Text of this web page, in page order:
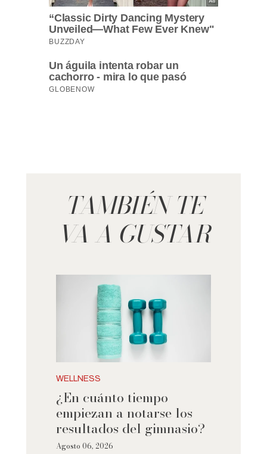
TAMBIÉN TE
VA A GUSTAR
WELLNESS
¿En cuánto tiempo
empiezan a notarse los
resultados del gimnasio?
Agosto 06, 2026